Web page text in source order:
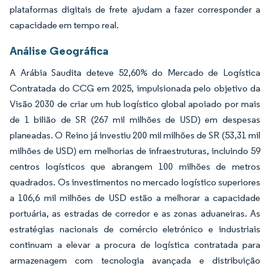
plataformas digitais de frete ajudam a fazer corresponder a
capacidade em tempo real.
Análise Geográfica
A Arábia Saudita deteve 52,60% do Mercado de Logística
Contratada do CCG em 2025, impulsionada pelo objetivo da
Visão 2030 de criar um hub logístico global apoiado por mais
de 1 bilião de SR (267 mil milhões de USD) em despesas
planeadas. O Reino já investiu 200 mil milhões de SR (53,31 mil
milhões de USD) em melhorias de infraestruturas, incluindo 59
centros logísticos que abrangem 100 milhões de metros
quadrados. Os investimentos no mercado logístico superiores
a 106,6 mil milhões de USD estão a melhorar a capacidade
portuária, as estradas de corredor e as zonas aduaneiras. As
estratégias nacionais de comércio eletrónico e industriais
continuam a elevar a procura de logística contratada para
armazenagem com tecnologia avançada e distribuição